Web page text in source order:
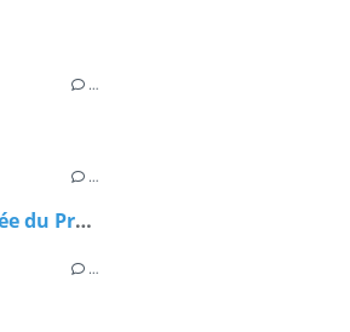
…
…
Des enfants dans la mosquée du Prophète Mohamed
…